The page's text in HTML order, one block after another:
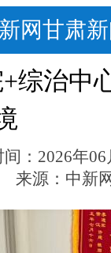
网甘肃
综治中
： 2026年
来源： 中新